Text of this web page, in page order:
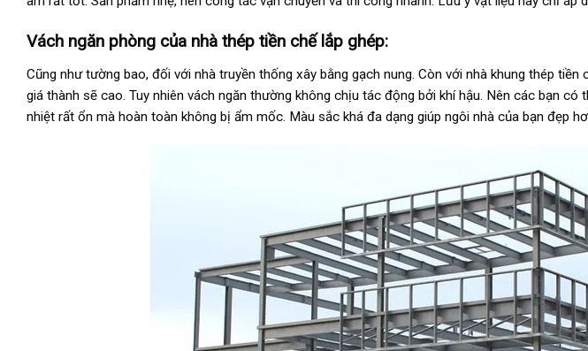
Vách ngăn phòng của nhà thép tiền chế lắp ghép:
Cũng như tường bao, đối với nhà truyền thống xây bằng gạch nung. Còn với nhà khung thép
giá thành sẽ cao. Tuy nhiên vách ngăn thường không chịu tác động bởi khí hậu. Nên các bạn
nhiệt rất ổn mà hoàn toàn không bị ẩm mốc. Màu sắc khá đa dạng giúp ngôi nhà của bạn đẹp